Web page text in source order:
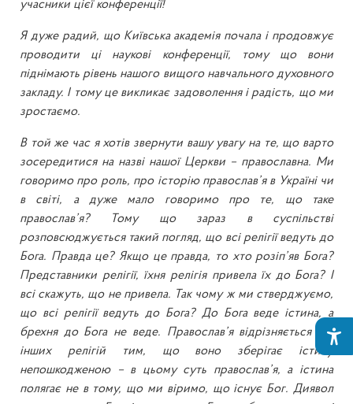
учасники цієї конференції!
Я дуже радий, що Київська академія почала і продовжує
проводити ці наукові конференції, тому що вони
піднімають рівень нашого вищого навчального духовного
закладу. І тому це викликає задоволення і радість, що ми
зростаємо.
В той же час я хотів звернути вашу увагу на те, що варто
зосередитися на назві нашої Церкви – православна. Ми
говоримо про роль, про історію православ’я в Україні чи
в світі, а дуже мало говоримо про те, що таке
православ’я? Тому що зараз в суспільстві
розповсюджується такий погляд, що всі релігії ведуть до
Бога. Правда це? Якщо це правда, то хто розіп’яв Бога?
Представники релігії, їхня релігія привела їх до Бога? І
всі скажуть, що не привела. Так чому ж ми стверджуємо,
що всі релігії ведуть до Бога? До Бога веде істина, а
брехня до Бога не веде. Православ’я відрізняється від
інших релігій тим, що воно зберігає істину
непошкодженою – в цьому суть православ’я, а істина
полягає не в тому, що ми віримо, що існує Бог. Диявол